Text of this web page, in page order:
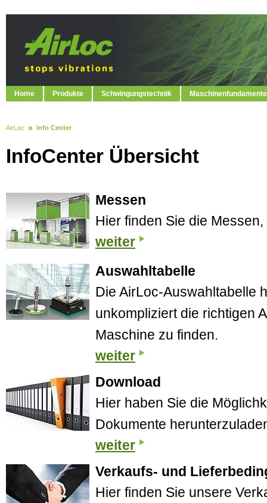
Home Produkte Schwingungstechnik Maschinenfundamente
AirLoc Info Center
InfoCenter Übersicht
Messen
Hier finden Sie die
weiter
Auswahltabelle
Die AirLoc-Auswahltabelle
unkompliziert die richtigen
Maschine zu finden.
weiter
Download
Hier haben Sie die
Dokumente
weiter
Verkaufs- und
Hier finden Sie unsere